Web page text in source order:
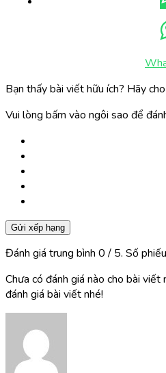
Bạn thấy bài viết hữu ích? Hãy
Vui lòng bấm vào ngôi sao để
Gửi xếp hạng
Đánh giá trung bình 0/ 5. Số
Chưa có đánh giá nào cho bài viết
đánh giá bài viết nhé!